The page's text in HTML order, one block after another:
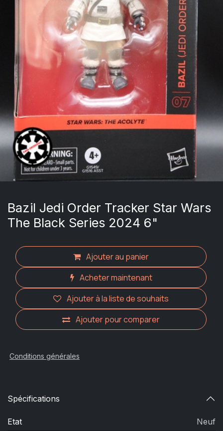
Bazil Jedi Order Tracker Star Wars
The Black Series 2024 6"
Ajouter au panier
Acheter maintenant
Ajouter pour comparer
Ajouter à la liste de souhaits
Conditions générales
Spécifications
Etat Neuf